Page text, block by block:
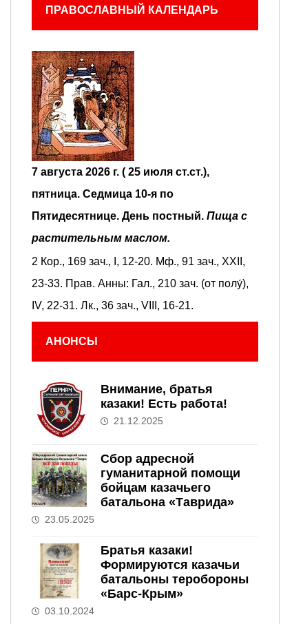
ПРАВОСЛАВНЫЙ КАЛЕНДАРЬ
7 августа 2026 г. ( 25 июля ст.ст.),
пятница. Седмица 10-я по
Пятидесятнице. День постный. Пища с
растительным маслом.
2 Кор., 169 зач., I, 12-20. Мф., 91 зач., XXII,
23-33. Прав. Анны: Гал., 210 зач. (от полу́),
IV, 22-31. Лк., 36 зач., VIII, 16-21.
АНОНСЫ
Внимание, братья
казаки! Есть работа!
21.12.2025
Сбор адресной
гуманитарной помощи
бойцам казачьего
батальона «Таврида»
23.05.2025
Братья казаки!
Формируются казачьи
батальоны теробороны
«Барс-Крым»
03.10.2024